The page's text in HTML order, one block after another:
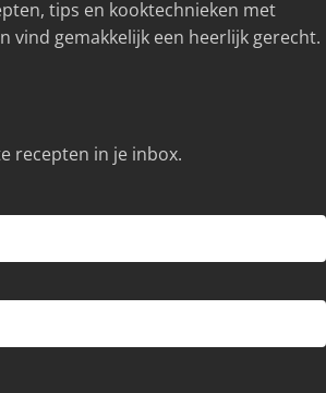
tips en kooktechnieken met
vind gemakkelijk een heerlijk gerecht.
recepten in je inbox.